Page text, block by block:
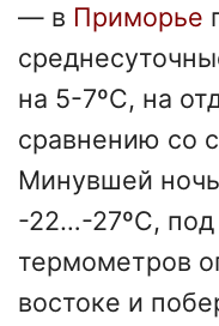
— в Приморье
на 5-7ºС, на
сравнению со
Минувшей
-22…-27ºС, под
термометров
востоке и